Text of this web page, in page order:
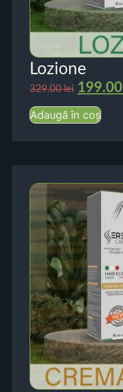
Lozione
329.00lei 199.00
Adaugă în coș